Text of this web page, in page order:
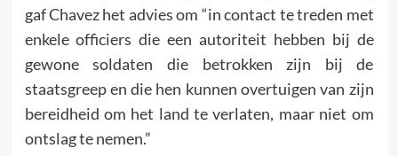
gaf Chavez het advies om “in contact te treden met
enkele officiers die een autoriteit hebben bij de
gewone soldaten die betrokken zijn bij de
staatsgreep en die hen kunnen overtuigen van zijn
bereidheid om het land te verlaten, maar niet om
ontslag te nemen.”